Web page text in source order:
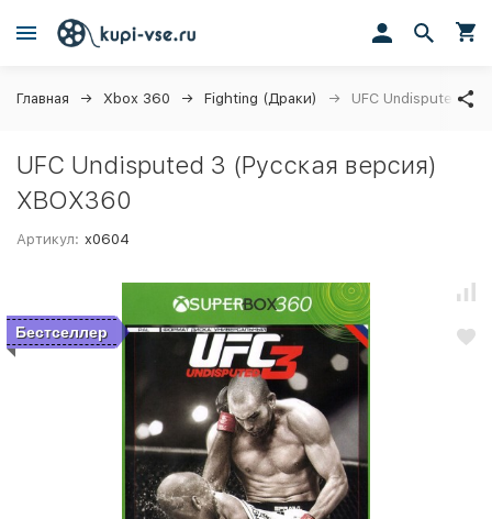
Главная Xbox 360 Fighting (Драки) UFC Undisputed 3
UFC Undisputed 3 (Русская версия)
XBOX360
Артикул: x0604
Бестселлер